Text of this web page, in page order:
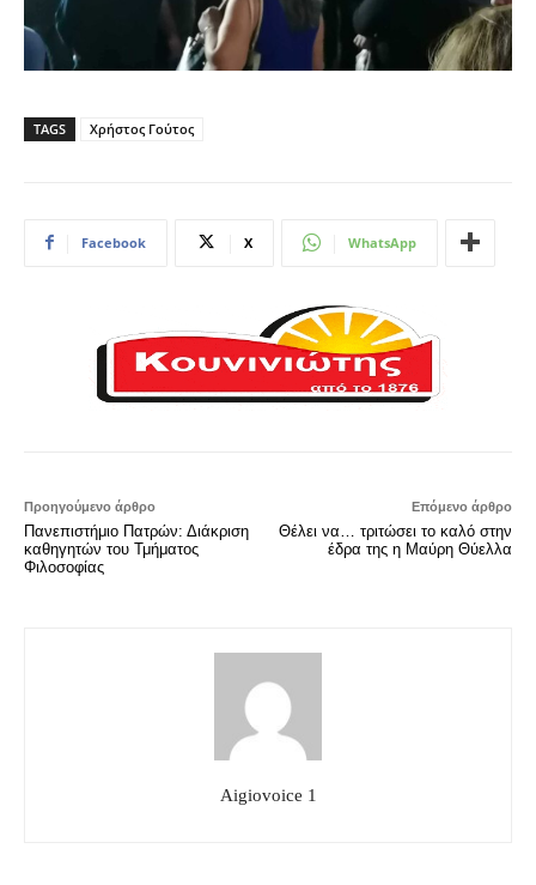
TAGS Χρήστος Γούτος
Facebook X WhatsApp
Προηγούμενο άρθρο
Πανεπιστήμιο Πατρών: Διάκριση
καθηγητών του Τμήματος
Φιλοσοφίας
Επόμενο άρθρο
Θέλει να… τριτώσει το καλό στην
έδρα της η Μαύρη Θύελλα
Aigiovoice 1